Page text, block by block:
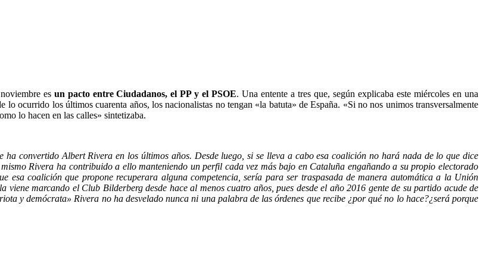
es un pacto entre Ciudadanos, el PP y el PSOE. Una entente a tres que, según explicaba este miércoles en una
lo ocurrido los últimos cuarenta años, los nacionalistas no tengan «la batuta» de España. «Si no nos unimos transversalmente
lo hacen en las calles» sintetizaba.
convertido Albert Rivera en los últimos años. Desde luego, si se lleva a cabo esa coalición no hará nada de lo que dice
Rivera ha contribuido a ello manteniendo un perfil cada vez más bajo en Cataluña engañando a su propio electorado
esa coalición que propone recuperara alguna competencia, sería para ser traspasada de manera automática a la Unión
marcando el Club Bilderberg desde hace al menos cuatro años, pues desde el año 2016 gente de su partido acude de
y demócrata» Rivera no ha desvelado nunca ni una palabra de las órdenes que recibe ¿por qué no lo hace?¿será porque